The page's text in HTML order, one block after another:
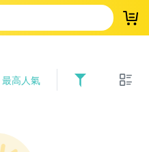
登
最高人氣